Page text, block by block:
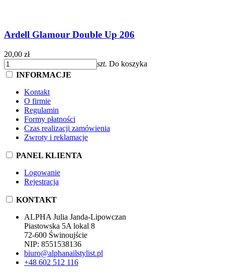
Ardell Glamour Double Up 206
20,00 zł
szt. Do koszyka
INFORMACJE
Kontakt
O firmie
Regulamin
Formy płatności
Czas realizacji zamówienia
Zwroty i reklamacje
PANEL KLIENTA
Logowanie
Rejestracja
KONTAKT
ALPHA Julia Janda-Lipowczan
Piastowska 5A lokal 8
72-600 Świnoujście
NIP: 8551538136
biuro@alphanailstylist.pl
+48 602 512 116